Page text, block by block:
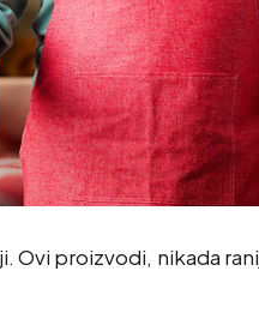
proizvodi, nikada